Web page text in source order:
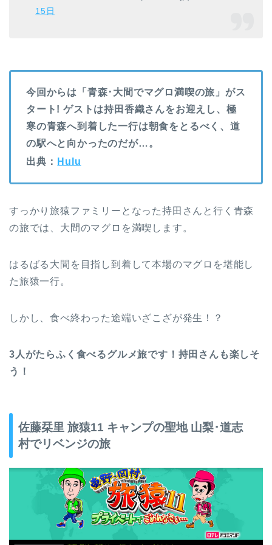
15日
今回からは「青森･大間でマグロ満喫の旅」がス
タート! ゲストは持田香織さんをお迎えし、極
寒の青森へ到着した一行は朝食をとるべく、道
の駅へと向かったのだが…。
出典： Hulu
すっかり旅猿ファミリーとなった持田さんと行く青森
の旅では、大間のマグロを満喫します。
はるばる大間を目指し到着して本場のマグロを堪能し
た旅猿一行。
しかし、食べ終わった途端いざこざが発生！？
3人がたらふく食べるグルメ旅です！持田さんも楽しそ
う！
佐藤栞里 旅猿11 キャンプの聖地 山梨･道志
村でリベンジの旅